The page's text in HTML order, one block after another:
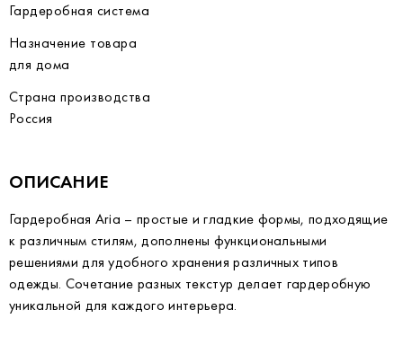
Гардеробная система
Назначение товара
для дома
Страна производства
Россия
ОПИСАНИЕ
Гардеробная Aria – простые и гладкие формы, подходящие
к различным стилям, дополнены функциональными
решениями для удобного хранения различных типов
одежды. Сочетание разных текстур делает гардеробную
уникальной для каждого интерьера.